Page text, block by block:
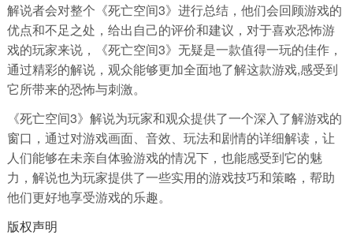
解说者会对整个《死亡空间3》进行总结，他们会回顾游戏的
优点和不足之处，给出自己的评价和建议，对于喜欢恐怖游
戏的玩家来说，《死亡空间3》无疑是一款值得一玩的佳作，
通过精彩的解说，观众能够更加全面地了解这款游戏,感受到
它所带来的恐怖与刺激。
《死亡空间3》解说为玩家和观众提供了一个深入了解游戏的
窗口，通过对游戏画面、音效、玩法和剧情的详细解读，让
人们能够在未亲自体验游戏的情况下，也能感受到它的魅
力，解说也为玩家提供了一些实用的游戏技巧和策略，帮助
他们更好地享受游戏的乐趣。
版权声明